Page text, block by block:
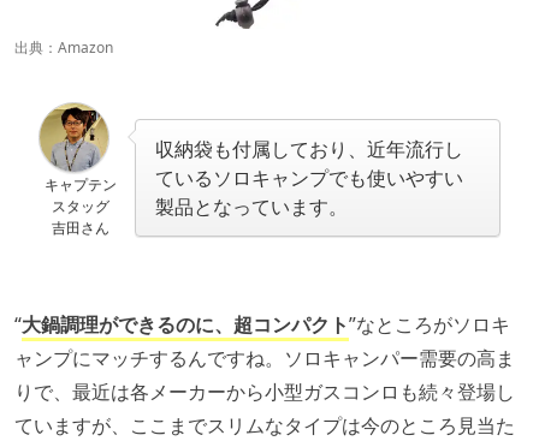
出典： Amazon
キャプテン
スタッグ
吉田さん
収納袋も付属しており、近年流行し
ているソロキャンプでも使いやすい
製品となっています。
“大鍋調理ができるのに、超コンパクト”なところがソロキ
ャンプにマッチするんですね。ソロキャンパー需要の高ま
りで、最近は各メーカーから小型ガスコンロも続々登場し
ていますが、ここまでスリムなタイプは今のところ見当た